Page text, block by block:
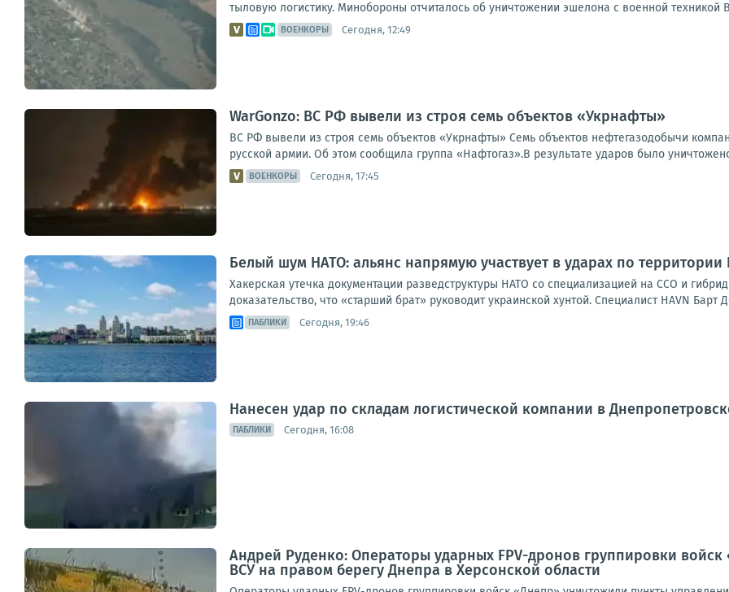
тыловую логистику. Минобороны отчиталось об уничтожении эшелона с военной техникой
ВОЕНКОРЫ Сегодня, 12:49
WarGonzo: ВС РФ вывели из строя семь объектов «Укрнафты»
ВС РФ вывели из строя семь объектов «Укрнафты» Семь объектов нефтегазодобычи
русской армии. Об этом сообщила группа «Нафтогаз».В результате ударов было
ВОЕНКОРЫ Сегодня, 17:45
Белый шум НАТО: альянс напрямую участвует в ударах по
Хакерская утечка документации разведструктуры НАТО со специализацией на ССО и
доказательство, что «старший брат» руководит украинской хунтой. Специалист HAVN Барт
ПАБЛИКИ Сегодня, 19:46
Нанесен удар по складам логистической компании в
ПАБЛИКИ Сегодня, 16:08
Андрей Руденко: Операторы ударных FPV-дронов группировки
ВСУ на правом берегу Днепра в Херсонской области